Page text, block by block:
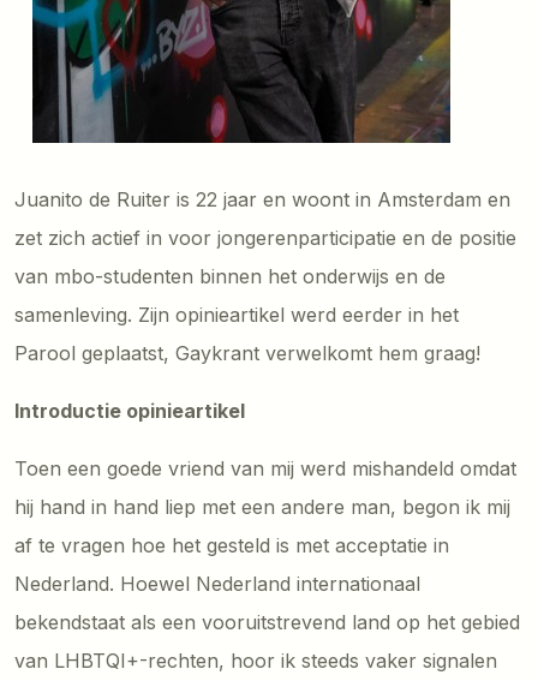
Juanito de Ruiter is 22 jaar en woont in Amsterdam en
zet zich actief in voor jongerenparticipatie en de positie
van mbo-studenten binnen het onderwijs en de
samenleving. Zijn opinieartikel werd eerder in het
Parool geplaatst, Gaykrant verwelkomt hem graag!
Introductie opinieartikel
Toen een goede vriend van mij werd mishandeld omdat
hij hand in hand liep met een andere man, begon ik mij
af te vragen hoe het gesteld is met acceptatie in
Nederland. Hoewel Nederland internationaal
bekendstaat als een vooruitstrevend land op het gebied
van LHBTQI+-rechten, hoor ik steeds vaker signalen